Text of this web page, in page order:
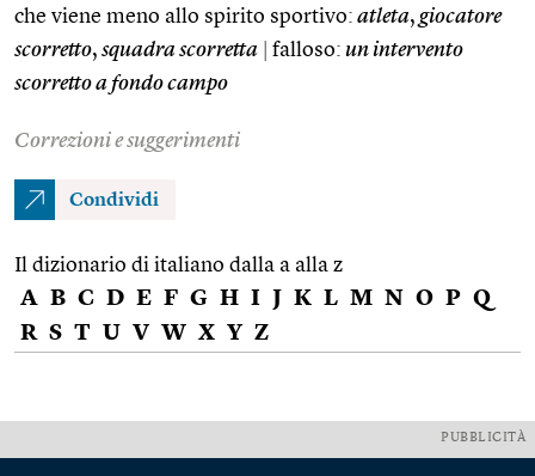
che viene meno allo spirito sportivo: atleta, giocatore
scorretto, squadra scorretta falloso: un intervento
scorretto a fondo campo
Correzioni e suggerimenti
Condividi
Il dizionario di italiano dalla a alla z
A B C D E F G H I J K L M N O P Q
R S T U V W X Y Z
PUBBLICITÀ